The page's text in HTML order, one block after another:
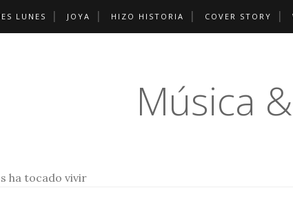
LUNES JOYA HIZO HISTORIA COVER STORY
Música
ha tocado vivir